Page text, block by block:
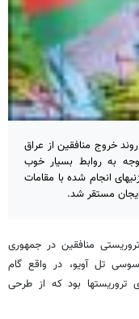
خروج منافقین از عراق
به روابط بسیار خوب
انجام شده با مقامات
مستقر شد.
منافقین در جمهوری
تل آویو، در واقع گام
تروریستها بود که از طرحی